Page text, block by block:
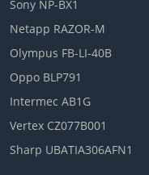
Sony NP-BX1
Netapp RAZOR-M
Olympus FB-LI-40B
Oppo BLP791
Intermec AB1G
Vertex CZ077B001
Sharp UBATIA306AFN1